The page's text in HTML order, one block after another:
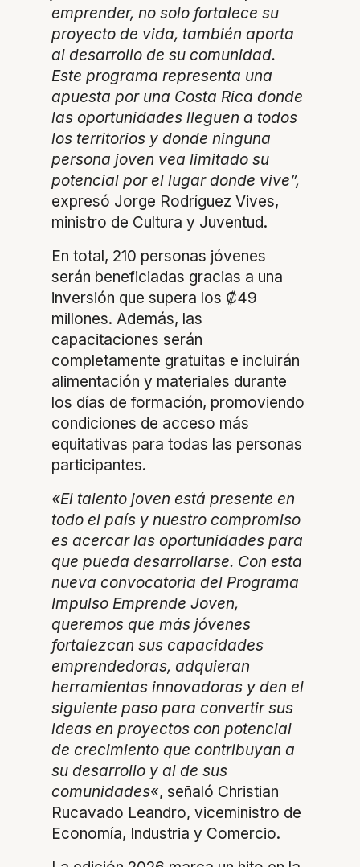
emprender, no solo fortalece su
proyecto de vida, también aporta
al desarrollo de su comunidad.
Este programa representa una
apuesta por una Costa Rica donde
las oportunidades lleguen a todos
los territorios y donde ninguna
persona joven vea limitado su
potencial por el lugar donde vive”,
expresó Jorge Rodríguez Vives,
ministro de Cultura y Juventud.
En total, 210 personas jóvenes
serán beneficiadas gracias a una
inversión que supera los ₡49
millones. Además, las
capacitaciones serán
completamente gratuitas e incluirán
alimentación y materiales durante
los días de formación, promoviendo
condiciones de acceso más
equitativas para todas las personas
participantes.
«El talento joven está presente en
todo el país y nuestro compromiso
es acercar las oportunidades para
que pueda desarrollarse. Con esta
nueva convocatoria del Programa
Impulso Emprende Joven,
queremos que más jóvenes
fortalezcan sus capacidades
emprendedoras, adquieran
herramientas innovadoras y den el
siguiente paso para convertir sus
ideas en proyectos con potencial
de crecimiento que contribuyan a
su desarrollo y al de sus
comunidades«, señaló Christian
Rucavado Leandro, viceministro de
Economía, Industria y Comercio.